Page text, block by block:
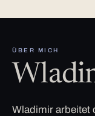
ÜBER MICH
Wladimir arbeitet